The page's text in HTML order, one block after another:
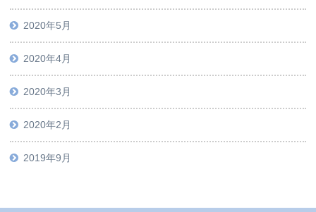
2020年5月
2020年4月
2020年3月
2020年2月
2019年9月